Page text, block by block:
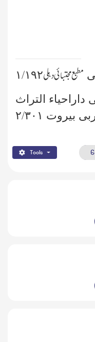
مطبع مجتبائی دہلی ١/١٩٢
داراحیاء التراث
بیروت ٢/٣٠١
Tools